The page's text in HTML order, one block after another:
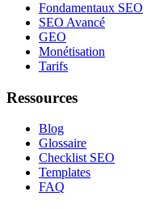
Fondamentaux SEO
SEO Avancé
GEO
Monétisation
Tarifs
Ressources
Blog
Glossaire
Checklist SEO
Templates
FAQ